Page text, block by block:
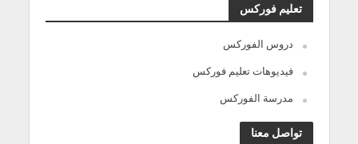
تعليم فوركس
دروس الفوركس
فيديوهات تعليم فوركس
مدرسة الفوركس
تواصل معنا